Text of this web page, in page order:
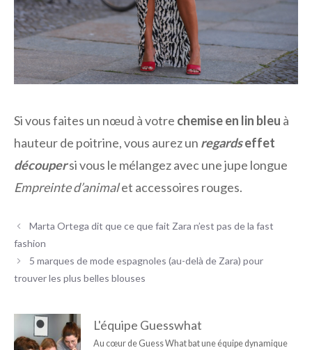
Si vous faites un nœud à votre chemise en lin bleu à
hauteur de poitrine, vous aurez un regardseffet
découpersi vous le mélangez avec une jupe longue
Empreinte d’animalet accessoires rouges.
Marta Ortega dit que ce que fait Zara n’est pas de la fast
fashion
5 marques de mode espagnoles (au-delà de Zara) pour
trouver les plus belles blouses
L'équipe Guesswhat
Au cœur de Guess What bat une équipe dynamique